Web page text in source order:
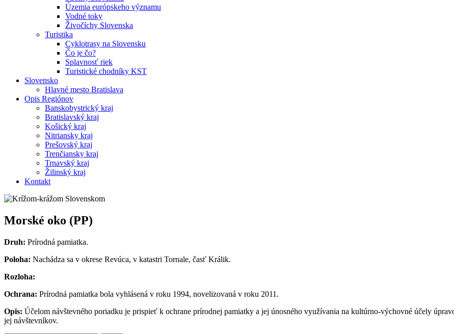
Územia európskeho významu
Vodné toky
Živočíchy Slovenska
Turistika
Cyklotrasy na Slovensku
Čo je čo?
Splavnosť riek
Turistické chodníky KST
Slovensko
Hlavné mesto Bratislava
Opis Regiónov
Banskobystrický kraj
Bratislavský kraj
Košický kraj
Nitriansky kraj
Prešovský kraj
Trenčiansky kraj
Trnavský kraj
Žilinský kraj
Kontakt
Morské oko (PP)
Druh: Prírodná pamiatka.
Poloha: Nachádza sa v okrese Revúca, v katastri Tornale, časť Králik.
Rozloha:
Ochrana: Prírodná pamiatka bola vyhlásená v roku 1994, novelizovaná v roku 2011.
Opis: Účelom návštevného poriadku je prispieť k ochrane prírodnej pamiatky a jej únosného využívania na kultúrno-výchovné účely
jej návštevníkov.